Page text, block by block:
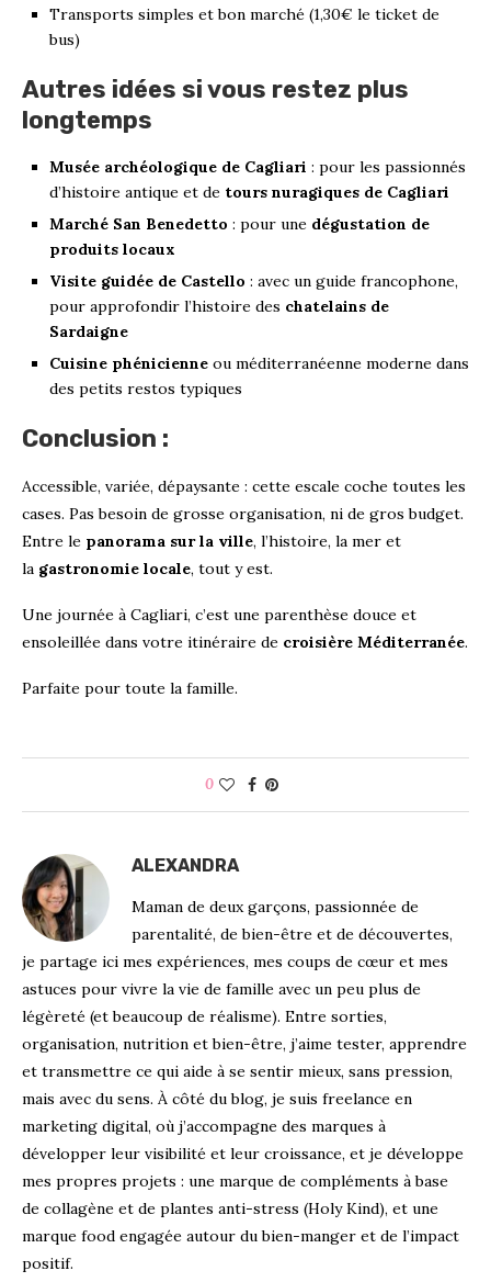
Transports simples et bon marché (1,30€ le ticket de
bus)
Autres idées si vous restez plus
longtemps
Musée archéologique de Cagliari : pour les passionnés
d’histoire antique et de tours nuragiques de Cagliari
Marché San Benedetto : pour une dégustation de
produits locaux
Visite guidée de Castello : avec un guide francophone,
pour approfondir l’histoire des chatelains de
Sardaigne
Cuisine phénicienne ou méditerranéenne moderne dans
des petits restos typiques
Conclusion :
Accessible, variée, dépaysante : cette escale coche toutes les
cases. Pas besoin de grosse organisation, ni de gros budget.
Entre le panorama sur la ville, l’histoire, la mer et
la gastronomie locale, tout y est.
Une journée à Cagliari, c’est une parenthèse douce et
ensoleillée dans votre itinéraire de croisière Méditerranée.
Parfaite pour toute la famille.
0
ALEXANDRA
Maman de deux garçons, passionnée de
parentalité, de bien-être et de découvertes,
je partage ici mes expériences, mes coups de cœur et mes
astuces pour vivre la vie de famille avec un peu plus de
légèreté (et beaucoup de réalisme). Entre sorties,
organisation, nutrition et bien-être, j’aime tester, apprendre
et transmettre ce qui aide à se sentir mieux, sans pression,
mais avec du sens. À côté du blog, je suis freelance en
marketing digital, où j’accompagne des marques à
développer leur visibilité et leur croissance, et je développe
mes propres projets : une marque de compléments à base
de collagène et de plantes anti-stress (Holy Kind), et une
marque food engagée autour du bien-manger et de l’impact
positif.